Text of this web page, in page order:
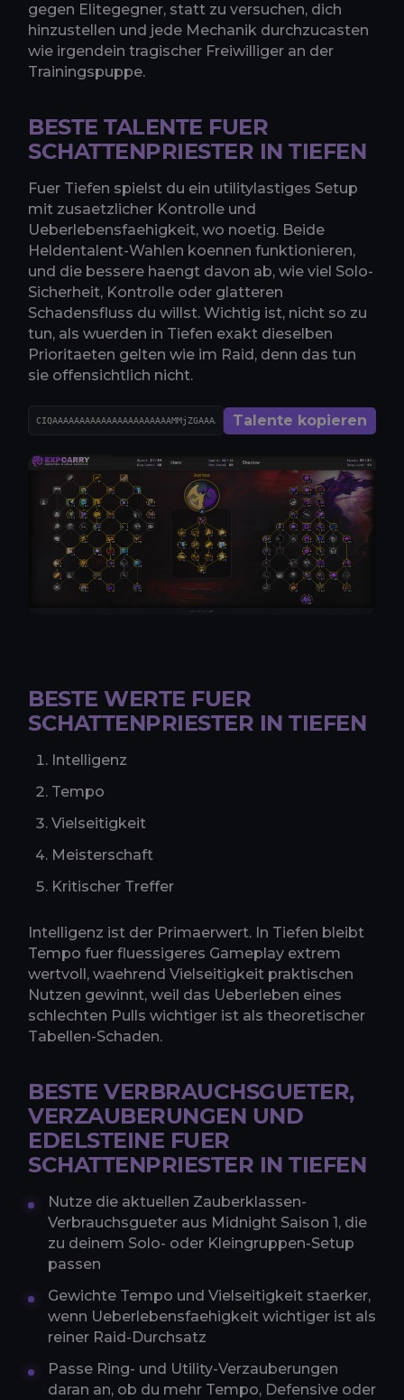
gegen Elitegegner, statt zu versuchen, dich
hinzustellen und jede Mechanik durchzucasten
wie irgendein tragischer Freiwilliger an der
Trainingspuppe.
BESTE TALENTE FUER
SCHATTENPRIESTER IN TIEFEN
Fuer Tiefen spielst du ein utilitylastiges Setup
mit zusaetzlicher Kontrolle und
Ueberlebensfaehigkeit, wo noetig. Beide
Heldentalent-Wahlen koennen funktionieren,
und die bessere haengt davon ab, wie viel Solo-
Sicherheit, Kontrolle oder glatteren
Schadensfluss du willst. Wichtig ist, nicht so zu
tun, als wuerden in Tiefen exakt dieselben
Prioritaeten gelten wie im Raid, denn das tun
sie offensichtlich nicht.
Talente kopieren
BESTE WERTE FUER
SCHATTENPRIESTER IN TIEFEN
Intelligenz
Tempo
Vielseitigkeit
Meisterschaft
Kritischer Treffer
Intelligenz ist der Primaerwert. In Tiefen bleibt
Tempo fuer fluessigeres Gameplay extrem
wertvoll, waehrend Vielseitigkeit praktischen
Nutzen gewinnt, weil das Ueberleben eines
schlechten Pulls wichtiger ist als theoretischer
Tabellen-Schaden.
BESTE VERBRAUCHSGUETER,
VERZAUBERUNGEN UND
EDELSTEINE FUER
SCHATTENPRIESTER IN TIEFEN
Nutze die aktuellen Zauberklassen-
Verbrauchsgueter aus Midnight Saison 1, die
zu deinem Solo- oder Kleingruppen-Setup
passen
Gewichte Tempo und Vielseitigkeit staerker,
wenn Ueberlebensfaehigkeit wichtiger ist als
reiner Raid-Durchsatz
Passe Ring- und Utility-Verzauberungen
daran an, ob du mehr Tempo, Defensive oder